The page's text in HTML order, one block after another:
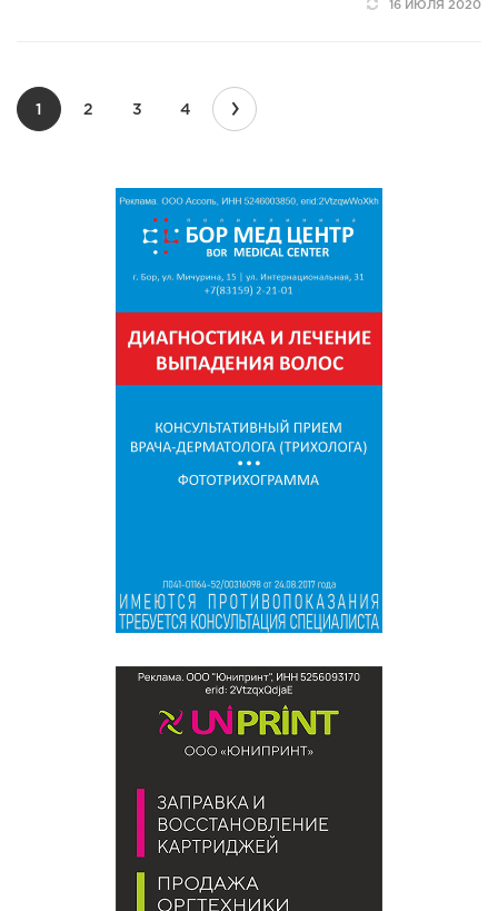
16 ИЮЛЯ 2020
1 2 3 4 ›